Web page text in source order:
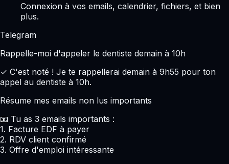
Connexion à vos emails, calendrier, fichiers, et bien
plus.
Telegram
Rappelle-moi d'appeler le dentiste demain à 10h
✓ C'est noté ! Je te rappellerai demain à 9h55 pour ton
appel au dentiste à 10h.
Résume mes emails non lus importants
📧 Tu as 3 emails importants :
1. Facture EDF à payer
2. RDV client confirmé
3. Offre d'emploi intéressante